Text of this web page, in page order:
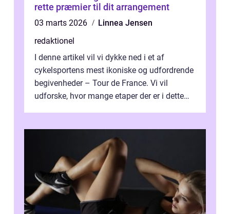
rette præmier til dit arrangement
03 marts 2026
Linnea Jensen
redaktionel
I denne artikel vil vi dykke ned i et af
cykelsportens mest ikoniske og udfordrende
begivenheder – Tour de France. Vi vil
udforske, hvor mange etaper der er i dette